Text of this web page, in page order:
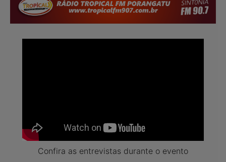
Confira as entrevistas durante o evento